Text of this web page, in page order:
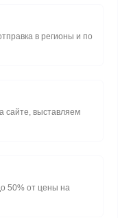
в регионы и по
сайте, выставляем
50% от цены на